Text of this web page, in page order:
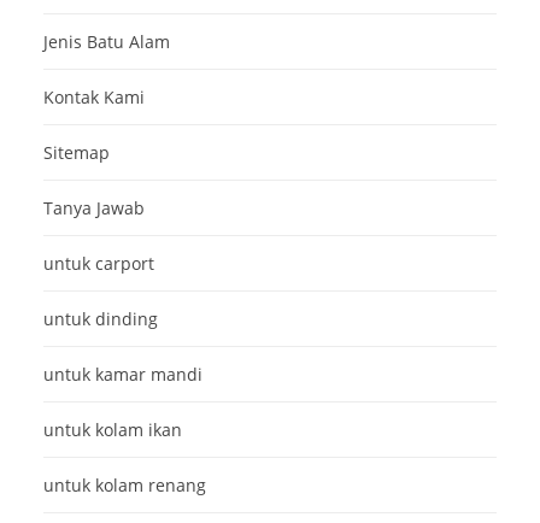
Jenis Batu Alam
Kontak Kami
Sitemap
Tanya Jawab
untuk carport
untuk dinding
untuk kamar mandi
untuk kolam ikan
untuk kolam renang